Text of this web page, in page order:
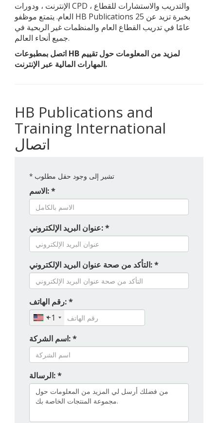
الإنترنت ، ودورات CPD ، والتدريب والاستشارات للقطاع
العام. يتمتع موظفو HB Publications بخبرة تزيد عن 25
عامًا في تدريب القطاع العام والمنظمات غير الربحية في
جميع أنحاء العالم.
اتصل بمطبوعات HB لمزيد من المعلومات حول تقييم
المهارات المالية عبر الإنترنت.
HB Publications and
Training International
اتصال
* تشير إلى وجود حقل مطلوب
الاسم: *
عنوان البريد الإلكتروني: *
التأكد من صحة عنوان البريد الإلكتروني: *
رقم الهاتف: *
+1
اسم الشركة: *
الرسالة: *